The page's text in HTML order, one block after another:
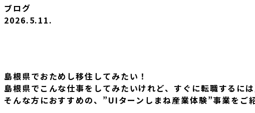
ブログ
2026.5.11.
島根県でおためし移住してみたい！
島根県でこんな仕事をしてみたいけれど、すぐに転職するに
そんな方におすすめの、”UIターンしまね産業体験”事業をご